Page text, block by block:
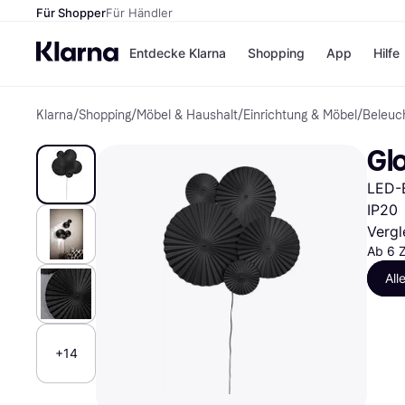
Für ShopperFür Händler
Entdecke Klarna
Zahlungsmethoden
Bezahle in 3
Teilzahlungen
Bezahle in bis zu 30
Tagen
Ratenzahlung
Shopping
Shops
eBay
Temu
SHEIN
Alle Shops
App Hilfe
Klarna/Shopping/Möbel & Haushalt/Einrichtung & Möbel /
+14
IP20
Ab 6
Alle